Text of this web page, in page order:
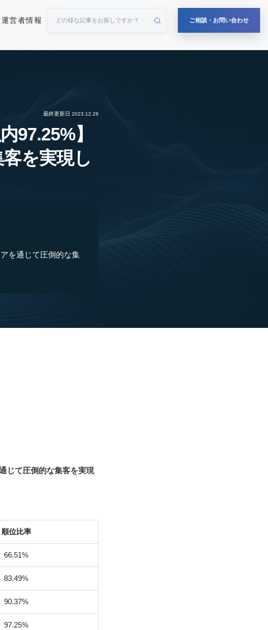
運営者情報 ご相談・お問い合わせ
最終更新日 2023.12.28
97.25%】
を実現し
を通じて圧倒的な集
じて圧倒的な集客を実現
順位比率
66.51%
83.49%
90.37%
97.25%